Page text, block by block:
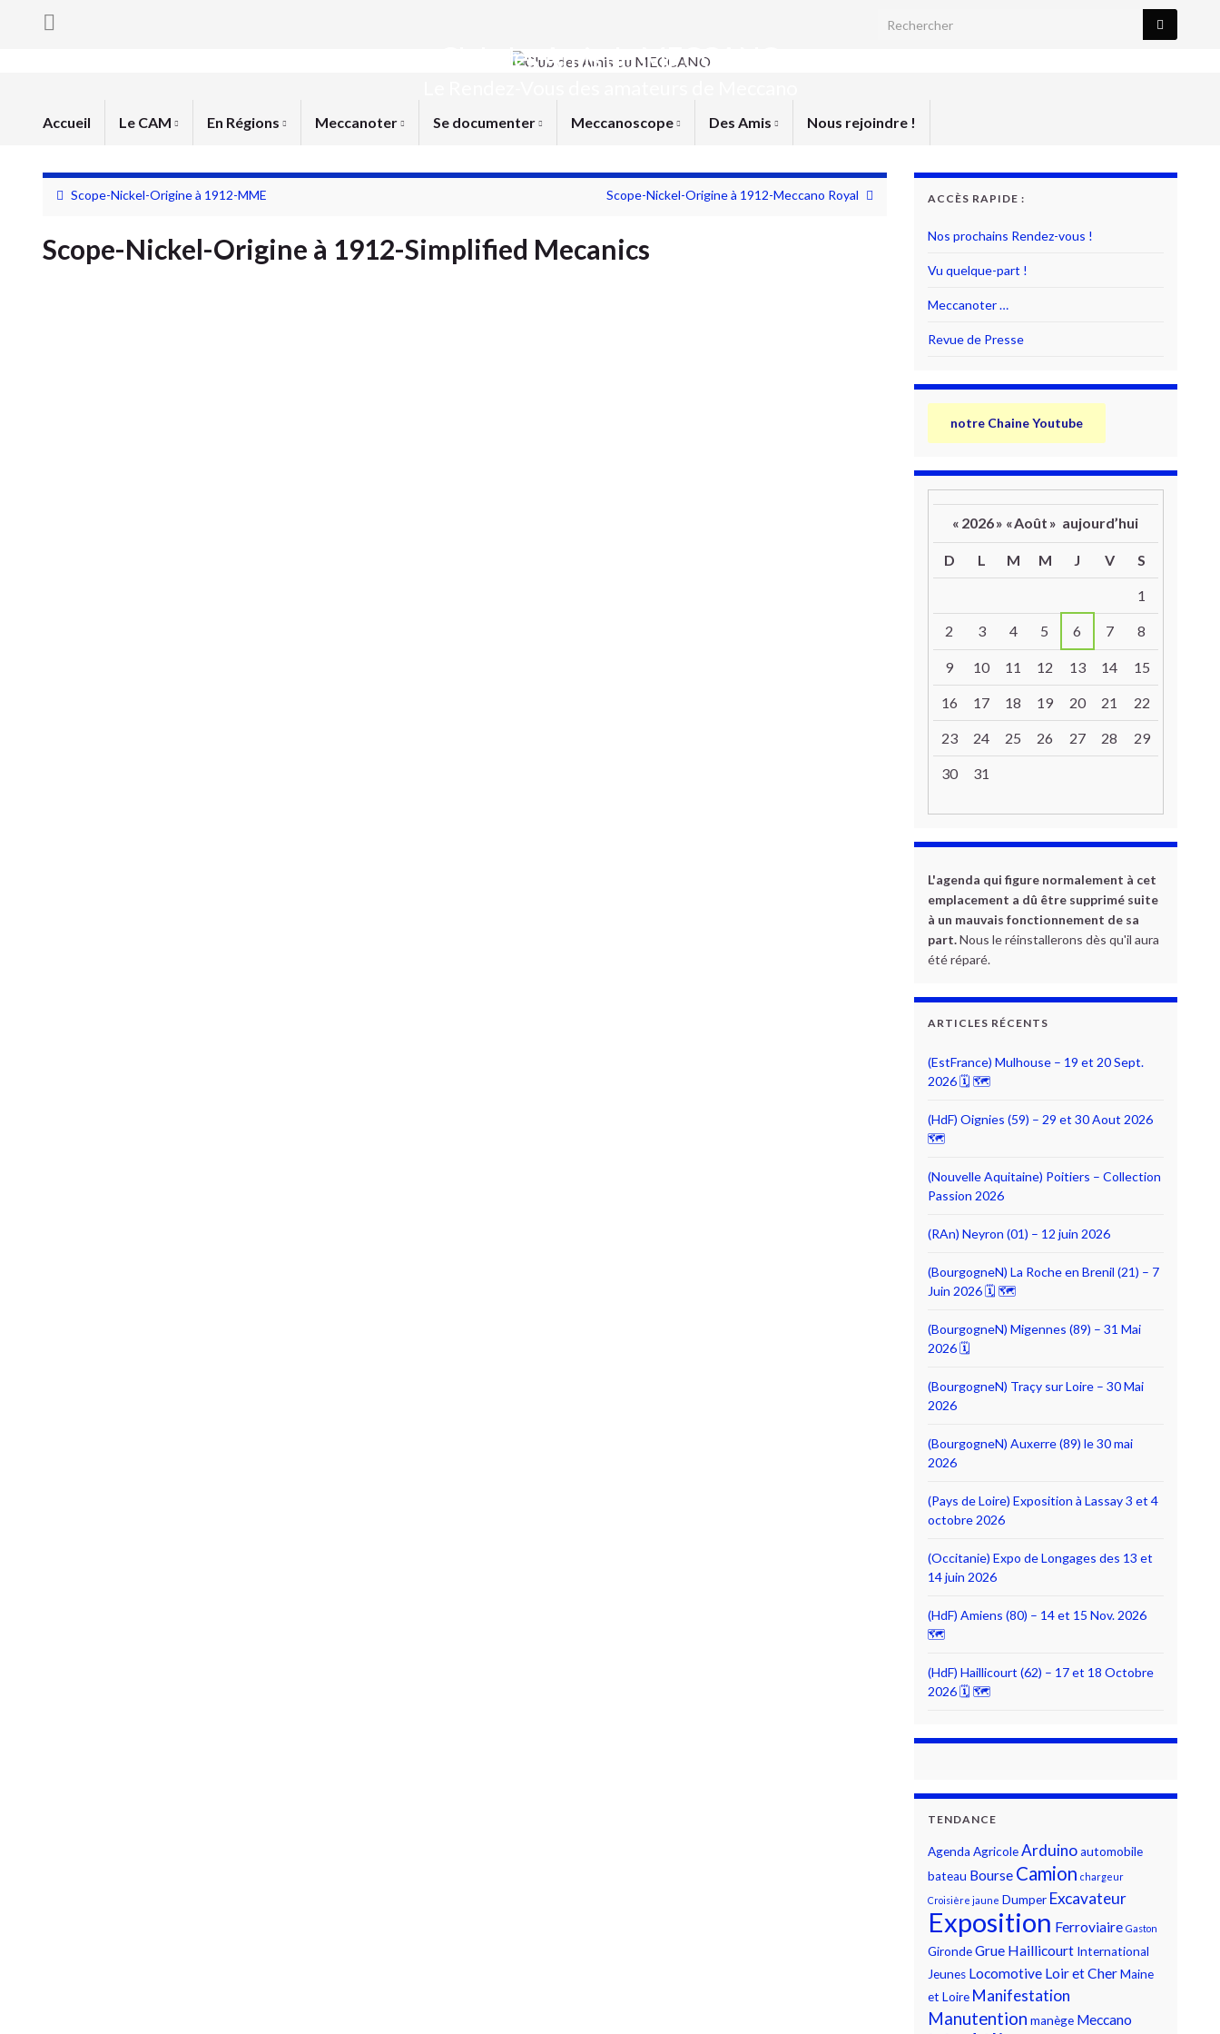
Search for:
Club des Amis du MECCANO
Accueil Le CAM En Régions Meccanoter Se documenter Meccanoscope Des Amis Nous rejoindre !
Scope-Nickel-Origine à 1912-MME Scope-Nickel-Origine à 1912-Meccano Royal
Scope-Nickel-Origine à 1912-Simplified Mecanics
ACCÈS RAPIDE :
Nos prochains Rendez-vous !
Vu quelque-part !
Meccanoter …
Revue de Presse
notre Chaine Youtube
« 2026» «Août » aujourd’hui
D L M M J V S
1
2 3 4 5 6 7 8
9 10 11 12 13 14 15
16 17 18 19 20 21 22
23 24 25 26 27 28 29
30 31
L'agenda qui figure normalement à cet
emplacement a dû être supprimé suite
à un mauvais fonctionnement de sa
part.Nous le réinstallerons dès qu'il aura
été réparé.
ARTICLES RÉCENTS
(EstFrance) Mulhouse – 19 et 20 Sept.
2026 🗓 🗺
(HdF) Oignies (59) – 29 et 30 Aout 2026
🗺
(Nouvelle Aquitaine) Poitiers – Collection
Passion 2026
(RAn) Neyron (01) – 12 juin 2026
(BourgogneN) La Roche en Brenil (21) – 7
Juin 2026 🗓 🗺
(BourgogneN) Migennes (89) – 31 Mai
2026 🗓
(BourgogneN) Traçy sur Loire – 30 Mai
2026
(BourgogneN) Auxerre (89) le 30 mai
2026
(Pays de Loire) Exposition à Lassay 3 et 4
octobre 2026
(Occitanie) Expo de Longages des 13 et
14 juin 2026
(HdF) Amiens (80) – 14 et 15 Nov. 2026
🗺
(HdF) Haillicourt (62) – 17 et 18 Octobre
2026 🗓 🗺
TENDANCE
Agenda AgricoleArduinoautomobile
bateau Bourse Camion chargeur
Croisière jaune Dumper Excavateur
Exposition Ferroviaire Gaston
GirondeGrue Haillicourt International
Jeunes Locomotive Loir et CherMaine
et Loire Manifestation
Manutention manège Meccano